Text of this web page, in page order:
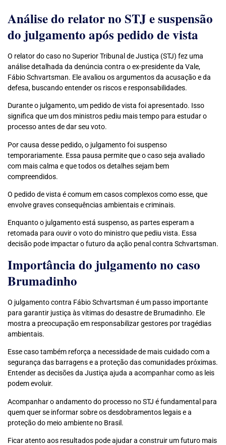
Análise do relator no STJ e suspensão
do julgamento após pedido de vista
O relator do caso no Superior Tribunal de Justiça (STJ) fez uma
análise detalhada da denúncia contra o ex-presidente da Vale,
Fábio Schvartsman. Ele avaliou os argumentos da acusação e da
defesa, buscando entender os riscos e responsabilidades.
Durante o julgamento, um pedido de vista foi apresentado. Isso
significa que um dos ministros pediu mais tempo para estudar o
processo antes de dar seu voto.
Por causa desse pedido, o julgamento foi suspenso
temporariamente. Essa pausa permite que o caso seja avaliado
com mais calma e que todos os detalhes sejam bem
compreendidos.
O pedido de vista é comum em casos complexos como esse, que
envolve graves consequências ambientais e criminais.
Enquanto o julgamento está suspenso, as partes esperam a
retomada para ouvir o voto do ministro que pediu vista. Essa
decisão pode impactar o futuro da ação penal contra Schvartsman.
Importância do julgamento no caso
Brumadinho
O julgamento contra Fábio Schvartsman é um passo importante
para garantir justiça às vítimas do desastre de Brumadinho. Ele
mostra a preocupação em responsabilizar gestores por tragédias
ambientais.
Esse caso também reforça a necessidade de mais cuidado com a
segurança das barragens e a proteção das comunidades próximas.
Entender as decisões da Justiça ajuda a acompanhar como as leis
podem evoluir.
Acompanhar o andamento do processo no STJ é fundamental para
quem quer se informar sobre os desdobramentos legais e a
proteção do meio ambiente no Brasil.
Ficar atento aos resultados pode ajudar a construir um futuro mais